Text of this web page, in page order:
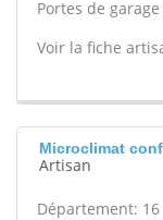
Portes de
Voir la fiche
Microclimat
Artisan
Département: 16